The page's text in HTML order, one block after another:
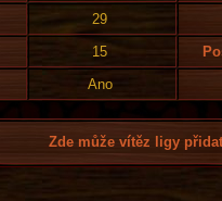
29
15
Ano
Zde může vítěz ligy